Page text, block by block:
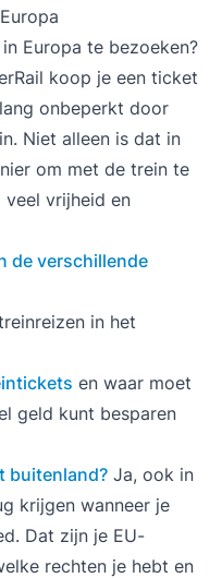
Europa te bezoeken?
koop je een ticket
onbeperkt door
Niet alleen is dat in
om met de trein te
vrijheid en
de verschillende
in het
en waar moet
geld kunt besparen
buitenland? Ja, ook in
krijgen wanneer je
Dat zijn je EU-
rechten je hebt en